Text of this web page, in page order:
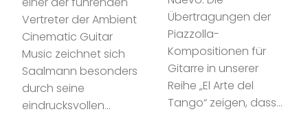
Vertreter der Ambient
Cinematic Guitar
Music zeichnet sich
Saalmann besonders
durch seine
eindrucksvollen…
Übertragungen der
Piazzolla-
Kompositionen für
Gitarre in unserer
Reihe „El Arte del
Tango“ zeigen, dass…